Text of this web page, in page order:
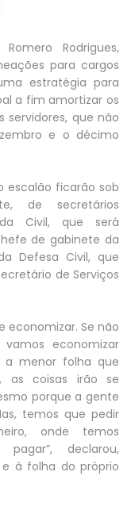
Rodrigues,
para cargos
estratégia para
a fim amortizar os
que não
e o décimo
escalão ficarão sob
de secretários
Civil, que será
de gabinete da
Defesa Civil, que
de Serviços
economizar. Se não
economizar
a menor folha que
as coisas irão se
porque a gente
temos que pedir
onde temos
declarou,
à folha do próprio